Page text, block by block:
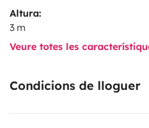
Altura:
3 m
Veure totes les
Condicions de lloguer